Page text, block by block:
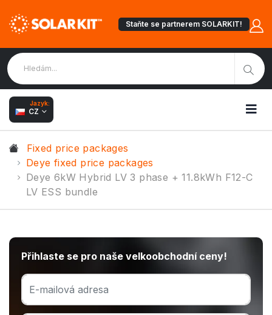
Staňte se partnerem SOLARKIT!
Jazyk:
CZ
Fixed price packages
Deye fixed price packages
Deye 6kW Hybrid LV 3 phase + 11.8kWh F12-C
LV ESS bundle
Přihlaste se pro naše velkoobchodní ceny!